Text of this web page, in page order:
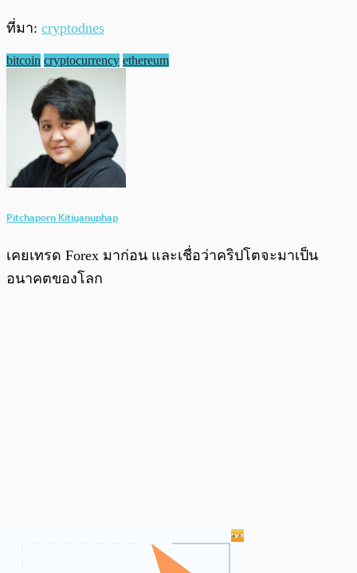
ที่มา: cryptodnes
bitcoin cryptocurrency ethereum
Pitchaporn Kitiyanuphap
เคยเทรด Forex มาก่อน และเชื่อว่าคริปโตจะมาเป็น
อนาคตของโลก